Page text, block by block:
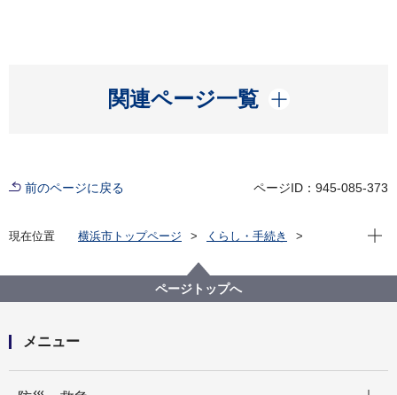
関連ページ一覧
開く
前のページに戻る ページID：945-085-373
現在位置 横浜市トップページ
くらし・手続き
その他
現在
ページトップへ
メニュー